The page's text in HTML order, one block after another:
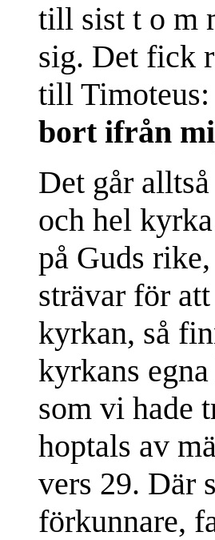
till sist t o m
sig. Det fick
till Timoteus:
bort ifrån
Det går
och hel
på Guds
strävar för
kyrkan, så
kyrkans
som vi hade
hoptals av
vers 29. Där
förkunnare,